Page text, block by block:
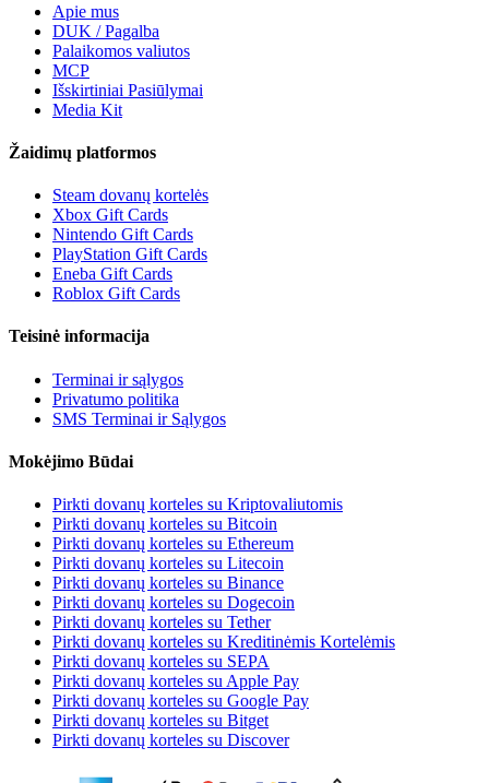
Apie mus
DUK / Pagalba
Palaikomos valiutos
MCP
Išskirtiniai Pasiūlymai
Media Kit
Žaidimų platformos
Steam dovanų kortelės
Xbox Gift Cards
Nintendo Gift Cards
PlayStation Gift Cards
Eneba Gift Cards
Roblox Gift Cards
Teisinė informacija
Terminai ir sąlygos
Privatumo politika
SMS Terminai ir Sąlygos
Mokėjimo Būdai
Pirkti dovanų korteles su Kriptovaliutomis
Pirkti dovanų korteles su Bitcoin
Pirkti dovanų korteles su Ethereum
Pirkti dovanų korteles su Litecoin
Pirkti dovanų korteles su Binance
Pirkti dovanų korteles su Dogecoin
Pirkti dovanų korteles su Tether
Pirkti dovanų korteles su Kreditinėmis Kortelėmis
Pirkti dovanų korteles su SEPA
Pirkti dovanų korteles su Apple Pay
Pirkti dovanų korteles su Google Pay
Pirkti dovanų korteles su Bitget
Pirkti dovanų korteles su Discover